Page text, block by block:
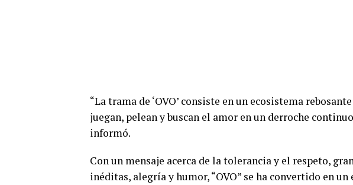
“La trama de ‘OVO’ consiste en un ecosistema
juegan, pelean y buscan el amor en un derroche
informó.
Con un mensaje acerca de la tolerancia y el respeto,
inéditas, alegría y humor, “OVO” se ha convertido en